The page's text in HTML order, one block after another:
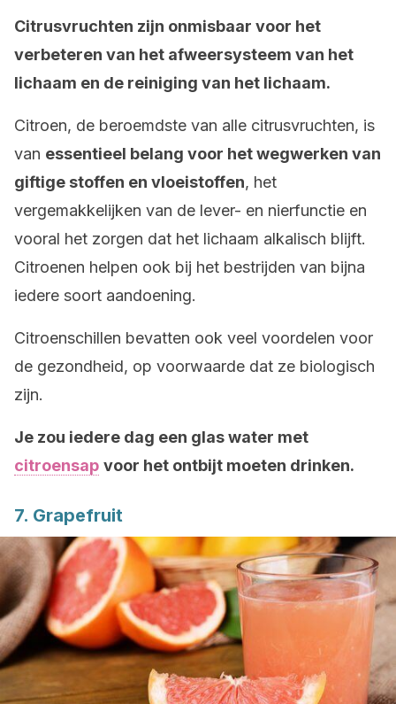
Citrusvruchten zijn onmisbaar voor het
verbeteren van het afweersysteem van het
lichaam en de reiniging van het lichaam.
Citroen, de beroemdste van alle citrusvruchten, is
van essentieel belang voor het wegwerken van
giftige stoffen en vloeistoffen, het
vergemakkelijken van de lever- en nierfunctie en
vooral het zorgen dat het lichaam alkalisch blijft.
Citroenen helpen ook bij het bestrijden van bijna
iedere soort aandoening.
Citroenschillen bevatten ook veel voordelen voor
de gezondheid, op voorwaarde dat ze biologisch
zijn.
Je zou iedere dag een glas water met
citroensap voor het ontbijt moeten drinken.
7. Grapefruit